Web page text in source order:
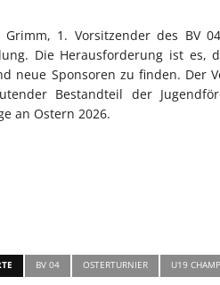
Grimm, 1. Vorsitzender des BV
Die Herausforderung ist
neue Sponsoren zu finden. Der
Bestandteil der
an Ostern 2026.
BV 04 OSTERTURNIER U19